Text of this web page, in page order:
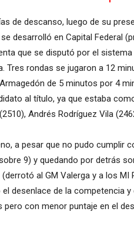
de descanso, luego de su
desarrolló en Capital Federal
que se disputó por el
Tres rondas se jugaron a 12
de 5 minutos por 4
al título, ya que estaba
Andrés Rodríguez Vila
a pesar que no pudo
9) y quedando por detrás
al GM Valerga y a los
desenlace de la competencia
con menor puntaje en el